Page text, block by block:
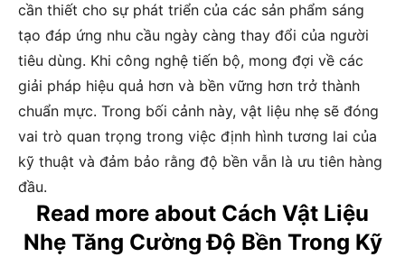
cần thiết cho sự phát triển của các sản phẩm sáng
tạo đáp ứng nhu cầu ngày càng thay đổi của người
tiêu dùng. Khi công nghệ tiến bộ, mong đợi về các
giải pháp hiệu quả hơn và bền vững hơn trở thành
chuẩn mực. Trong bối cảnh này, vật liệu nhẹ sẽ đóng
vai trò quan trọng trong việc định hình tương lai của
kỹ thuật và đảm bảo rằng độ bền vẫn là ưu tiên hàng
đầu.
Read more about Cách Vật Liệu
Nhẹ Tăng Cường Độ Bền Trong Kỹ